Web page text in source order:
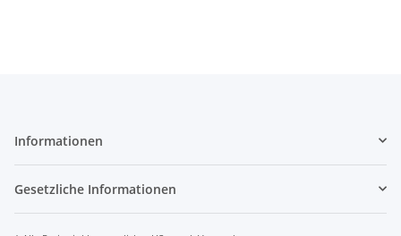
Informationen
Gesetzliche Informationen